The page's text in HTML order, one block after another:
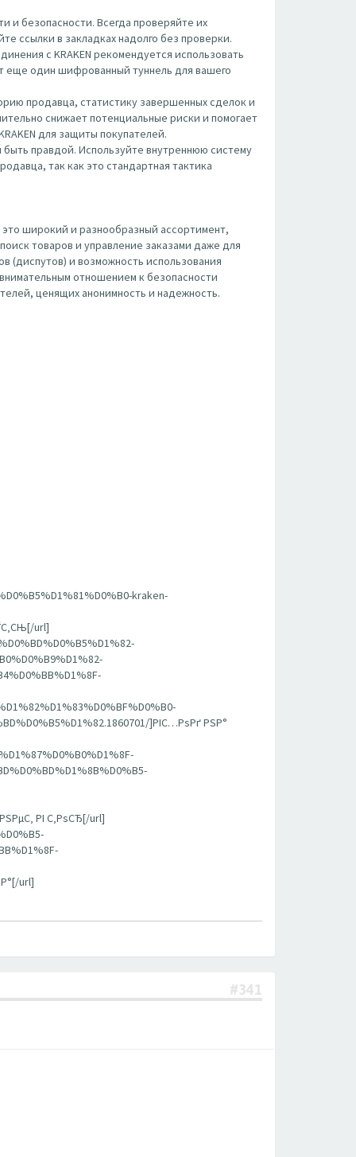
и безопасности. Всегда проверяйте их
ссылки в закладках надолго без проверки.
с KRAKEN рекомендуется использовать
еще один шифрованный туннель для вашего
продавца, статистику завершенных сделок и
снижает потенциальные риски и помогает
для защиты покупателей.
правдой. Используйте внутреннюю систему
так как это стандартная тактика
широкий и разнообразный ассортимент,
товаров и управление заказами даже для
(диспутов) и возможность использования
отношением к безопасности
ценящих анонимность и надежность.
kraken-
url]
]РІС…РѕРґ РЅР°
РІ С‚РѕСЂ[/url]
url]
#341